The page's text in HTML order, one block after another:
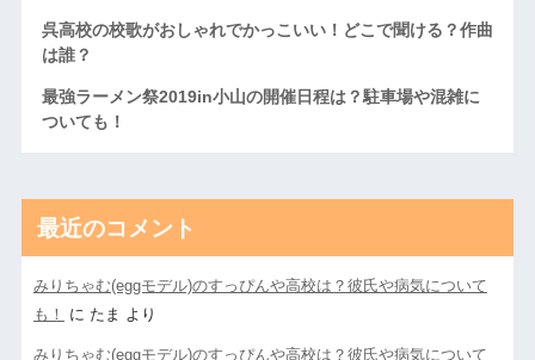
呉高校の校歌がおしゃれでかっこいい！どこで聞ける？作曲
は誰？
最強ラーメン祭2019in小山の開催日程は？駐車場や混雑に
ついても！
最近のコメント
みりちゃむ(eggモデル)のすっぴんや高校は？彼氏や病気について
も！
に たま より
みりちゃむ(eggモデル)のすっぴんや高校は？彼氏や病気について